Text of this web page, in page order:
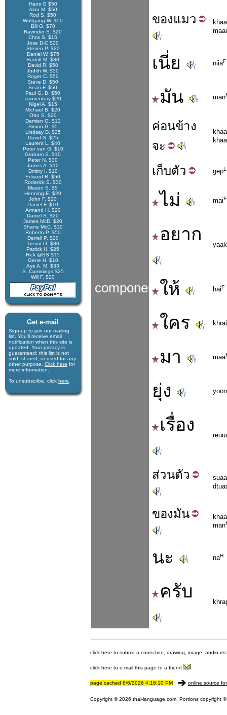
Hans G $50
Alan M. $50
Rod S. $50
Wolfgang W. $50
Bill O. $70
Ravinder S. $20
Chris S. $15
Jose D-C $20
Steven P. $20
Daniel W. $75
Rudolf M. $30
David R. $50
Judith W. $50
Roger C. $50
Steve D. $50
Sean F. $50
Paul G. B. $50
xsinventory $20
Nigel A. $15
Michael B. $20
Otto S. $20
Damien G. $12
Simon G. $5
Lindsay D. $25
David S. $25
Laurent L. $40
Peter van G. $10
Graham S. $10
Peter N. $30
James A. $10
Dmitry I. $10
Edward R. $50
Roderick S. $30
Mason S. $5
Henning E. $20
John F. $20
Daniel F. $10
Armand H. $20
Daniel S. $20
James McD. $20
Shane McC. $10
Roberto P. $50
Derrell P. $20
Trevor O. $30
Patrick H. $25
Rick @SS $15
Gene H. $10
Aye A. M. $33
S. Cummings $25
Will F. $20
Get e-mail
Sign-up to join our mail­ing
list. You'll receive e­mail
notification when this site is
updated. Your privacy is
guaran­teed; this list is not
sold, shared, or used for any
other purpose. Click here for
more infor­mation.
To unsubscribe, click here
components
ของแมว
เนี่ย niiaF
มัน man
ค่อนข้าง
จะ
เก็บตัว gepL
ไม่ maiF
อยาก
yaak
ให้ haiF
ใคร khrai
มา maa
ยุ่ง
เรื่อง
ส่วนตัว
ของมัน
man
นะ naH
ครับ
click here to submit a correction, drawing, image, audio
click here to e-mail this page to a friend
page cached 8/6/2026 4:16:10 PM online source
Copyright © 2026 thai-language.com. Portions copyright